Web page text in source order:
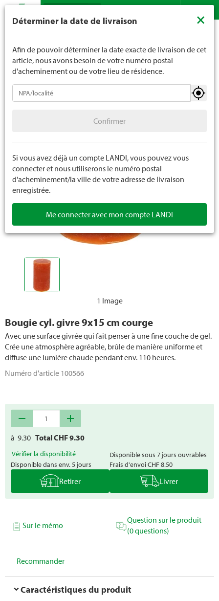
Recherche
1 Image
Bougie cyl. givre 9x15 cm courge
Avec une surface givrée qui fait penser à une fine couche de gel.
Crée une atmosphère agréable, brûle de manière uniforme et
diffuse une lumière chaude pendant env. 110 heures.
Numéro d'article 100566
remove add
à 9.30 Total CHF9.30
Vérifier la disponibilité
Disponible dans env. 5 jours
Disponible sous 7 jours ouvrables
Frais d'envoiCHF 8.50
Retirer Livrer
Sur le mémo
Question sur le produit
(0 questions)
Recommander
Caractéristiques du produit
Bougies
Bougies standard
Bougies parfumées
Bougies de tombe
Bougies Citronella
Déterminer la date de livraison ×
Afin de pouvoir déterminer la date exacte de livraison de cet
article, nous avons besoin de votre numéro postal
d'acheminement ou de votre lieu de résidence.
Confirmer
Si vous avez déjà un compte LANDI, vous pouvez vous
connecter et nous utiliserons le numéro postal
d'acheminement/la ville de votre adresse de livraison
enregistrée.
Me connecter avec mon compte LANDI
moins de 16 ans. La limite d'âge est de 18 ans pour les
nous indiquez votre âge de manière contraignante.